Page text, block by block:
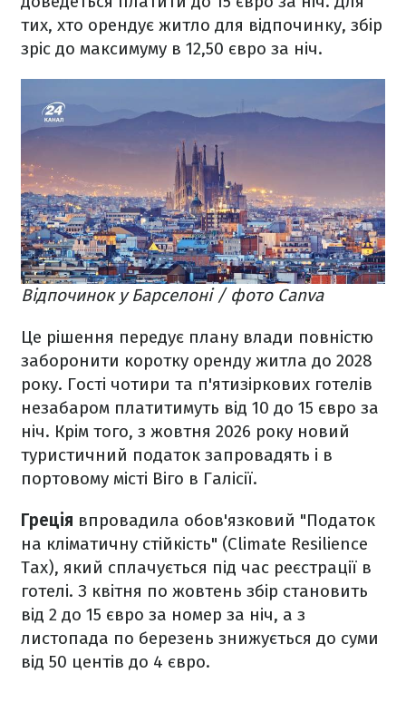
тих, хто орендує житло для відпочинку, збір
зріс до максимуму в 12,50 євро за ніч.
Відпочинок у Барселоні / фото Canva
Це рішення передує плану влади повністю
заборонити коротку оренду житла до 2028
року. Гості чотири та п'ятизіркових готелів
незабаром платитимуть від 10 до 15 євро за
ніч. Крім того, з жовтня 2026 року новий
туристичний податок запровадять і в
портовому місті Віго в Галісії.
Греція впровадила обов'язковий "Податок
на кліматичну стійкість" (Climate Resilience
Tax), який сплачується під час реєстрації в
готелі. З квітня по жовтень збір становить
від 2 до 15 євро за номер за ніч, а з
листопада по березень знижується до суми
від 50 центів до 4 євро.